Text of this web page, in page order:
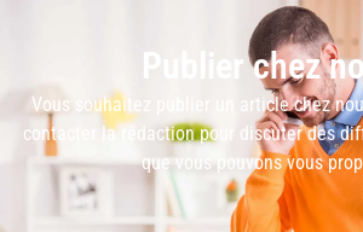
Publier chez
Vous souhaitez publier un article chez
contacter la rédaction pour discuter des
que vous pouvons vous